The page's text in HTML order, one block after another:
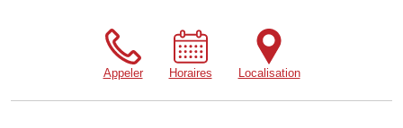
Appeler Horaires Localisation